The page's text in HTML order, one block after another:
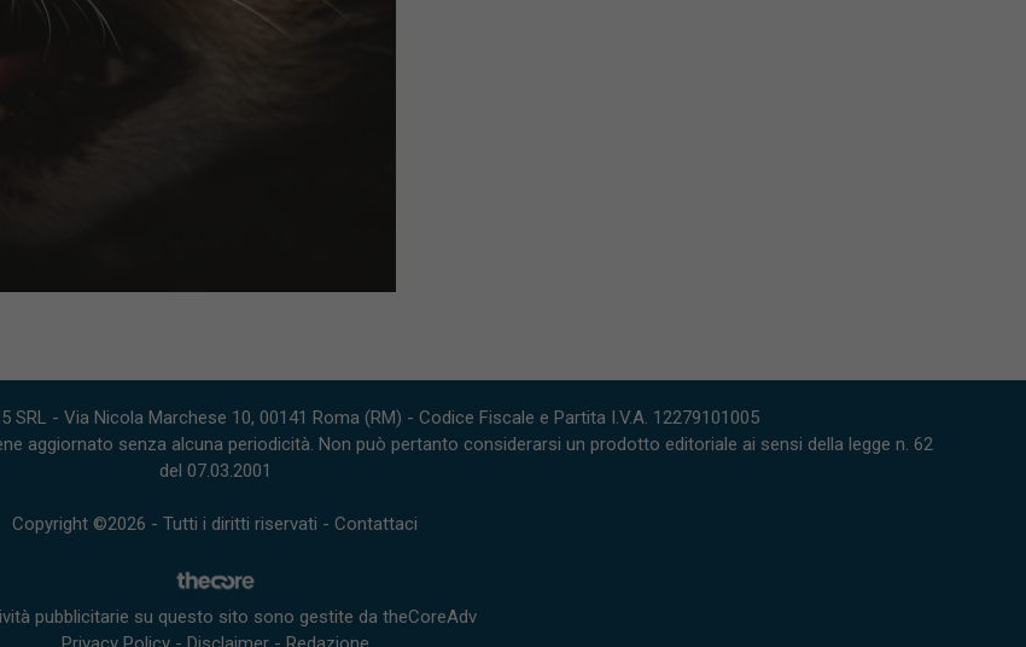
SRL - Via Nicola Marchese 10, 00141 Roma (RM) - Codice Fiscale e Partita I.V.A. 12279101005
aggiornato senza alcuna periodicità. Non può pertanto considerarsi un prodotto editoriale ai sensi della legge n. 62
del 07.03.2001
Copyright ©2026 - Tutti i diritti riservati - Contattaci
pubblicitarie su questo sito sono gestite da theCoreAdv